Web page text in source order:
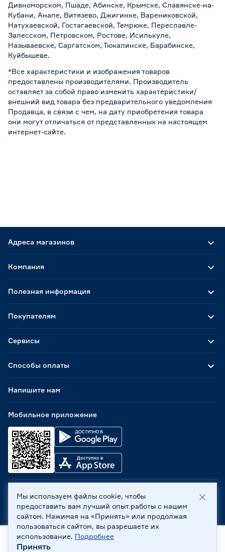
Дивноморском, Пшаде, Абинске, Крымске, Славянске-на-
Кубани, Анапе, Витязево, Джигинке, Варениковской,
Натухаевской, Гостагаевской, Темрюке, Переславле-
Залесском, Петровском, Ростове, Исилькуле,
Называевске, Саргатском, Тюкалинске, Барабинске,
Куйбышеве.
*Все характеристики и изображения товаров
предоставлены производителями. Производитель
оставляет за собой право изменить характеристики/
внешний вид товара без предварительного уведомления
Продавца, в связи с чем, на дату приобретения товара
они могут отличаться от представленных на настоящем
интернет-сайте.
Адреса магазинов
Способы оплаты
Мобильное приложение
Компания
Полезная информация
Покупателям
Сервисы
Напишите нам
ООО «Бауцентр Рус» 2004 -2026, 236029, г. Калининград,
ул. А.Невского, 205. ИНН 7702596813, КПП 390601001 ©
Все права защищены
Политика обработки персональных данных
Правовая информация
Главная
Мы используем файлы cookie, чтобы
предоставить вам лучший опыт работы с нашим
сайтом. Нажимая на «Принять» или продолжая
пользоваться сайтом, вы разрешаете их
использование. Подробнее
Принять